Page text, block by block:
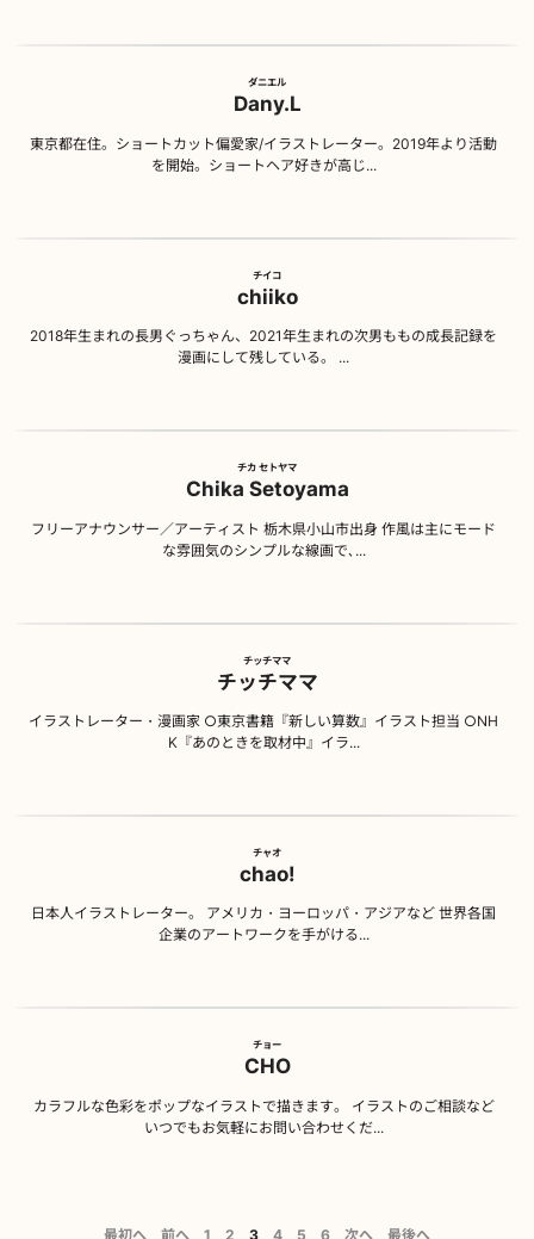
ダニエル
Dany.L
東京都在住。ショートカット偏愛家/イラストレーター。2019年より活動
を開始。ショートヘア好きが高じ...
チイコ
chiiko
2018年生まれの長男ぐっちゃん、2021年生まれの次男ももの成長記録を
漫画にして残している。 ...
チカ セトヤマ
Chika Setoyama
フリーアナウンサー／アーティスト 栃木県小山市出身 作風は主にモード
な雰囲気のシンプルな線画で､...
チッチママ
チッチママ
イラストレーター・漫画家 ○東京書籍『新しい算数』イラスト担当 ○NH
K『あのときを取材中』イラ...
チャオ
chao!
日本人イラストレーター。 アメリカ・ヨーロッパ・アジアなど 世界各国
企業のアートワークを手がける...
チョー
CHO
カラフルな色彩をポップなイラストで描きます。 イラストのご相談など
いつでもお気軽にお問い合わせくだ...
最初へ 前へ 1 2 3 4 5 6 次へ 最後へ